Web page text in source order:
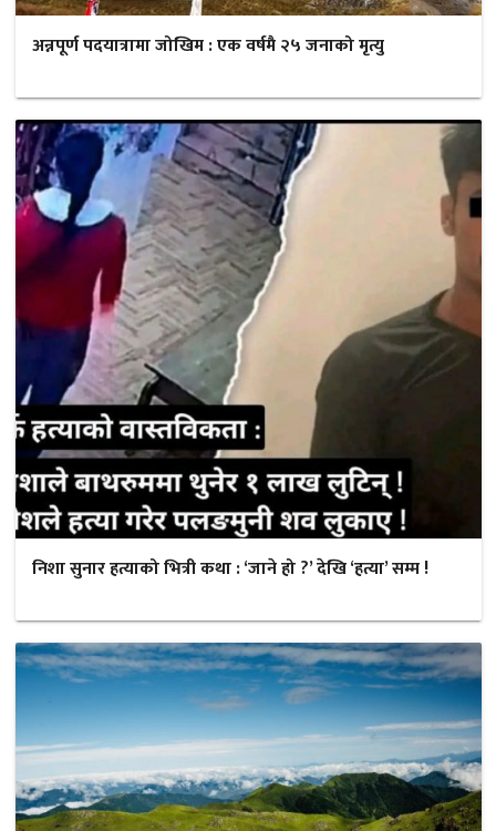
अन्नपूर्ण पदयात्रामा जोखिम : एक वर्षमै २५ जनाको मृत्यु
निशा सुनार हत्याको भित्री कथा : ‘जाने हो ?’ देखि ‘हत्या’ सम्म !